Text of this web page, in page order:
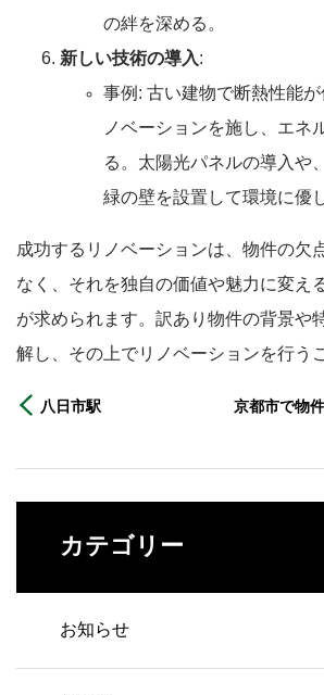
の絆を深める。
新しい技術の導入:
事例: 古い建物で断熱性能
ノベーションを施し、エネ
る。太陽光パネルの導入や
緑の壁を設置して環境に優
成功するリノベーションは、物件の欠
なく、それを独自の価値や魅力に変え
が求められます。訳あり物件の背景や
解し、その上でリノベーションを行う
八日市駅 京都市で物
カテゴリー
お知らせ